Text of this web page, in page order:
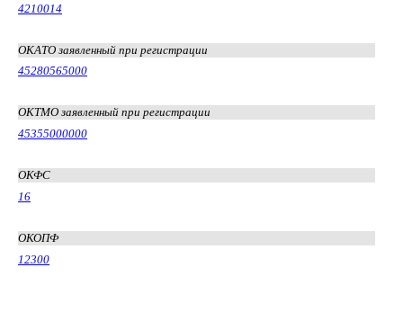
4210014
ОКАТО заявленный при регистрации
45280565000
ОКТМО заявленный при регистрации
45355000000
ОКФС
16
ОКОПФ
12300